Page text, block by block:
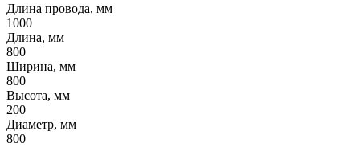
Длина провода, мм
1000
Длина, мм
800
Ширина, мм
800
Высота, мм
200
Диаметр, мм
800